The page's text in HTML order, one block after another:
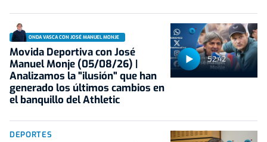
52:42
ONDA VASCA CON JOSÉ MANUEL MONJE
Movida Deportiva con José
Manuel Monje (05/08/26) |
Analizamos la "ilusión" que han
generado los últimos cambios en
el banquillo del Athletic
DEPORTES